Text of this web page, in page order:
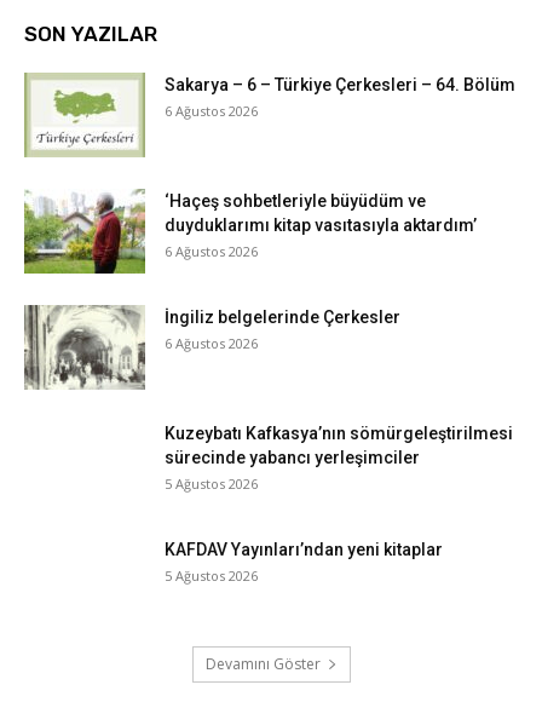
SON YAZILAR
Sakarya – 6 – Türkiye Çerkesleri – 64. Bölüm
6 Ağustos 2026
‘Haçeş sohbetleriyle büyüdüm ve
duyduklarımı kitap vasıtasıyla aktardım’
6 Ağustos 2026
İngiliz belgelerinde Çerkesler
6 Ağustos 2026
Kuzeybatı Kafkasya’nın sömürgeleştirilmesi
sürecinde yabancı yerleşimciler
5 Ağustos 2026
KAFDAV Yayınları’ndan yeni kitaplar
5 Ağustos 2026
Devamını Göster